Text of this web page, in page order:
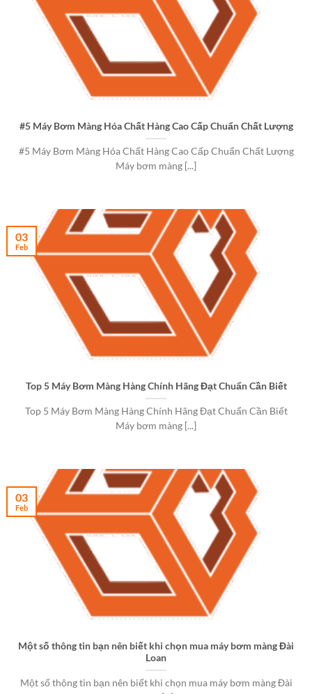
#5 Máy Bơm Màng Hóa Chất Hàng Cao Cấp Chuẩn Chất Lượng
#5 Máy Bơm Màng Hóa Chất Hàng Cao Cấp Chuẩn Chất Lượng
Máy bơm màng [...]
Top 5 Máy Bơm Màng Hàng Chính Hãng Đạt Chuẩn Cần Biết
Top 5 Máy Bơm Màng Hàng Chính Hãng Đạt Chuẩn Cần Biết
Máy bơm màng [...]
03
Feb
Một số thông tin bạn nên biết khi chọn mua máy bơm màng Đài
Loan
Một số thông tin bạn nên biết khi chọn mua máy bơm màng Đài
03
Feb